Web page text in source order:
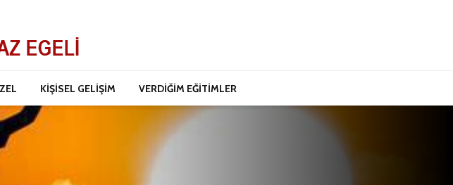
KİŞİSEL GELİŞİM VERDİĞİM EĞİTİMLER